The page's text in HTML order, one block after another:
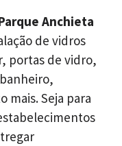
Anchieta
de vidros
portas de vidro,
mais. Seja para